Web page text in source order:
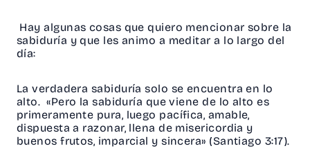
Hay algunas cosas que quiero mencionar sobre la
sabiduría y que les animo a meditar a lo largo del
día:
La verdadera sabiduría solo se encuentra en lo
alto. «Pero la sabiduría que viene de lo alto es
primeramente pura, luego pacífica, amable,
dispuesta a razonar, llena de misericordia y
buenos frutos, imparcial y sincera» (Santiago 3:17).